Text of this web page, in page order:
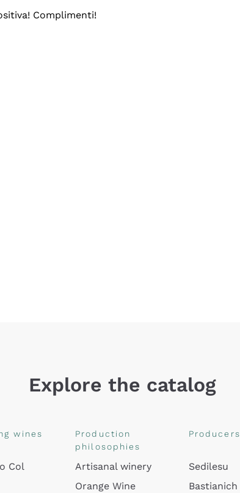
Complimenti!
Explore the catalog
wines
Col
Production
philosophies
Artisanal winery
Orange Wine
Producers
Sedilesu
Bastianich